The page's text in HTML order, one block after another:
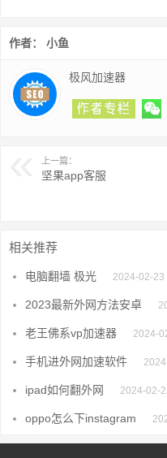
作者： 小鱼
极风加速器
上一篇：
坚果app客服
相关推荐
电脑翻墙 极光 2024-02-23
2023最新外网方法安卓
老王佛系vp加速器 2024-
手机进外网加速软件
ipad如何翻外网 2024-02-
oppo怎么下instagram